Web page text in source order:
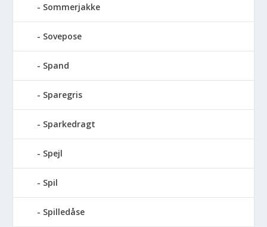
Sommerjakke
Sovepose
Spand
Sparegris
Sparkedragt
Spejl
Spil
Spilledåse